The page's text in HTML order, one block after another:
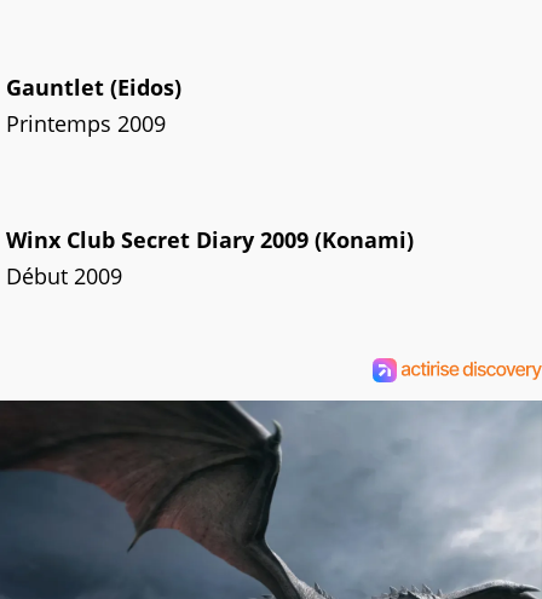
Gauntlet (Eidos)
Printemps 2009
Winx Club Secret Diary 2009 (Konami)
Début 2009